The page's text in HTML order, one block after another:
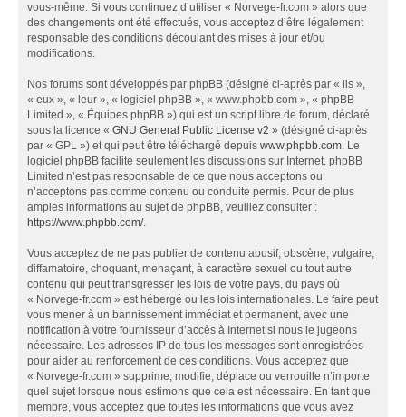
vous-même. Si vous continuez d’utiliser « Norvege-fr.com » alors que
des changements ont été effectués, vous acceptez d’être légalement
responsable des conditions découlant des mises à jour et/ou
modifications.
Nos forums sont développés par phpBB (désigné ci-après par « ils »,
« eux », « leur », « logiciel phpBB », « www.phpbb.com », « phpBB
Limited », « Équipes phpBB ») qui est un script libre de forum, déclaré
sous la licence « GNU General Public License v2 » (désigné ci-après
par « GPL ») et qui peut être téléchargé depuis www.phpbb.com. Le
logiciel phpBB facilite seulement les discussions sur Internet. phpBB
Limited n’est pas responsable de ce que nous acceptons ou
n’acceptons pas comme contenu ou conduite permis. Pour de plus
amples informations au sujet de phpBB, veuillez consulter :
https://www.phpbb.com/.
Vous acceptez de ne pas publier de contenu abusif, obscène, vulgaire,
diffamatoire, choquant, menaçant, à caractère sexuel ou tout autre
contenu qui peut transgresser les lois de votre pays, du pays où
« Norvege-fr.com » est hébergé ou les lois internationales. Le faire peut
vous mener à un bannissement immédiat et permanent, avec une
notification à votre fournisseur d’accès à Internet si nous le jugeons
nécessaire. Les adresses IP de tous les messages sont enregistrées
pour aider au renforcement de ces conditions. Vous acceptez que
« Norvege-fr.com » supprime, modifie, déplace ou verrouille n’importe
quel sujet lorsque nous estimons que cela est nécessaire. En tant que
membre, vous acceptez que toutes les informations que vous avez